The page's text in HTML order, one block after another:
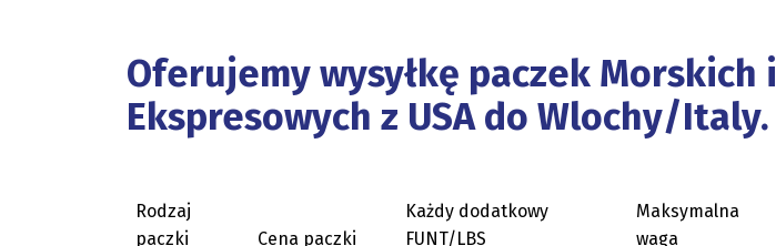
Oferujemy wysyłkę paczek Morskich i
Ekspresowych z USA do Wlochy/Italy.
Rodzaj
paczki
Cena paczki
Każdy dodatkowy
FUNT/LBS
Maksymalna
waga